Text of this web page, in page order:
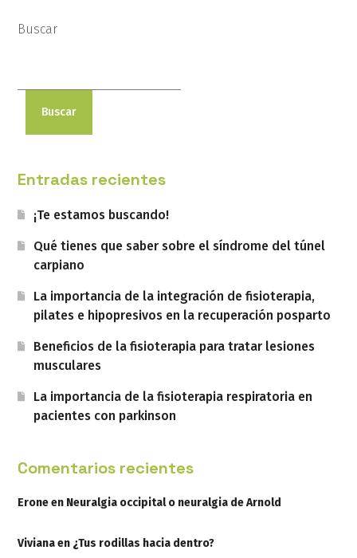
Buscar
Buscar
Entradas recientes
¡Te estamos buscando!
Qué tienes que saber sobre el síndrome del túnel
carpiano
La importancia de la integración de fisioterapia,
pilates e hipopresivos en la recuperación posparto
Beneficios de la fisioterapia para tratar lesiones
musculares
La importancia de la fisioterapia respiratoria en
pacientes con parkinson
Comentarios recientes
Eroneen Neuralgia occipital o neuralgia de Arnold
Vivianaen ¿Tus rodillas hacia dentro?